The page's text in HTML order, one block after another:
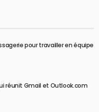
pour travailler en équipe
réunit Gmail et Outlook.com